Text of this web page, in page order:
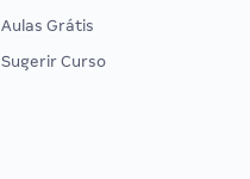
Aulas Grátis
Sugerir Curso